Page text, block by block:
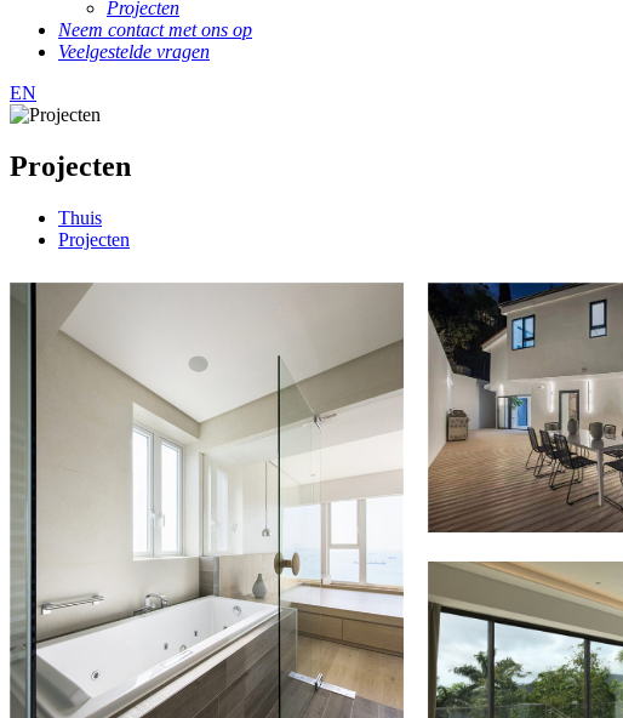
Projecten
Neem contact met ons op
Veelgestelde vragen
EN
Projecten
Thuis
Projecten